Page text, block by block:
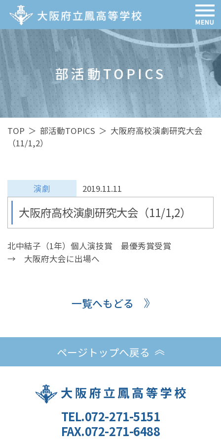
部活動TOPICS
TOP ＞ 部活動TOPICS ＞ 大阪府高校演劇研究大会
（11/1,2）
演劇 2019.11.11
大阪府高校演劇研究大会（11/1,2）
北中結子（1年）個人演技賞 最優秀賞受賞
→ 大阪府大会に出場へ
一覧へもどる
ページトップへ戻る
TEL.072-271-5151
FAX.072-271-6488